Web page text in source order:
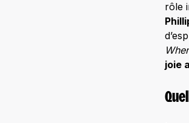
rôle
joie